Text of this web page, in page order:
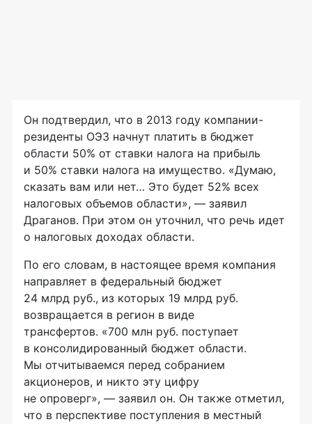
Он подтвердил, что в 2013 году компании-
резиденты ОЭЗ начнут платить в бюджет
области 50% от ставки налога на прибыль
и 50% ставки налога на имущество. «Думаю,
сказать вам или нет… Это будет 52% всех
налоговых объемов области», — заявил
Драганов. При этом он уточнил, что речь идет
о налоговых доходах области.
По его словам, в настоящее время компания
направляет в федеральный бюджет
24 млрд руб., из которых 19 млрд руб.
возвращается в регион в виде
трансфертов. «700 млн руб. поступает
в консолидированный бюджет области.
Мы отчитываемся перед собранием
акционеров, и никто эту цифру
не опроверг», — заявил он. Он также отметил,
что в перспективе поступления в местный